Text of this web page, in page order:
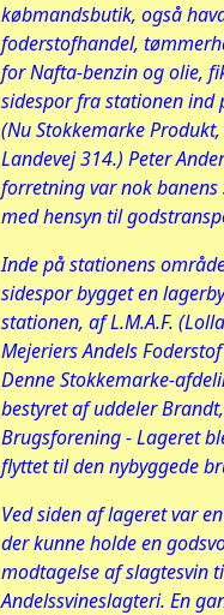
købmandsbutik, også
foderstofhandel,
for Nafta-benzin og olie,
sidespor fra stationen ind
(Nu Stokkemarke Produkt,
Landevej 314.) Peter
forretning var nok banens
med hensyn til
Inde på stationens
sidespor bygget en
stationen, af L.M.A.F.
Mejeriers Andels
Denne Stokkemarke-
bestyret af uddeler
Brugsforening - Lageret
flyttet til den nybyggede
Ved siden af lageret var
der kunne holde en
modtagelse af slagtesvin
Andelssvineslagteri. En